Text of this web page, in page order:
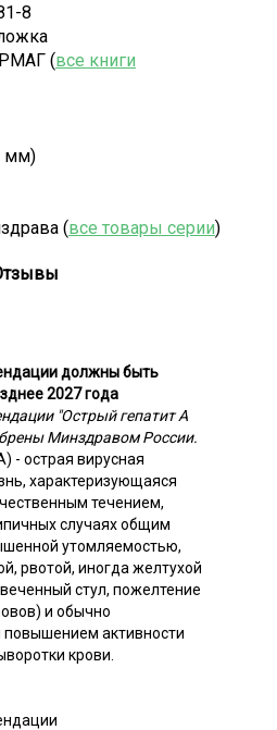
8
(все книги
мм)
(все товары серии)
должны быть
2027 года
"Острый гепатит A
Минздравом России.
- острая вирусная
характеризующаяся
течением,
случаях общим
утомляемостью,
рвотой, иногда желтухой
стул, пожелтение
и обычно
активности
крови.